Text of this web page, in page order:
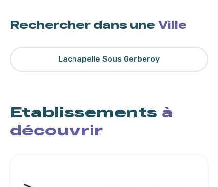
Rechercher dans une Ville
Lachapelle Sous Gerberoy
Etablissements à
découvrir